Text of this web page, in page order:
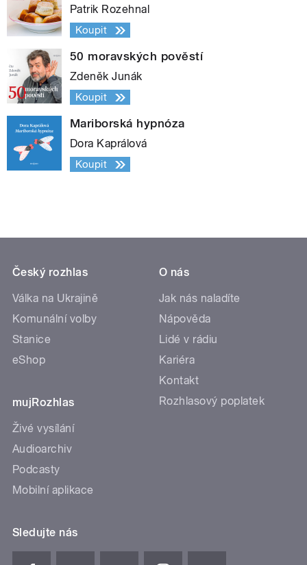
Patrik Rozehnal
Koupit
50 moravských pověstí
Zdeněk Junák
Koupit
Mariborská hypnóza
Dora Kaprálová
Koupit
Český rozhlas
Válka na Ukrajině
Komunální volby
Stanice
eShop
mujRozhlas
Živé vysílání
Audioarchiv
Podcasty
Mobilní aplikace
O nás
Jak nás naladíte
Nápověda
Lidé v rádiu
Kariéra
Kontakt
Rozhlasový poplatek
Sledujte nás